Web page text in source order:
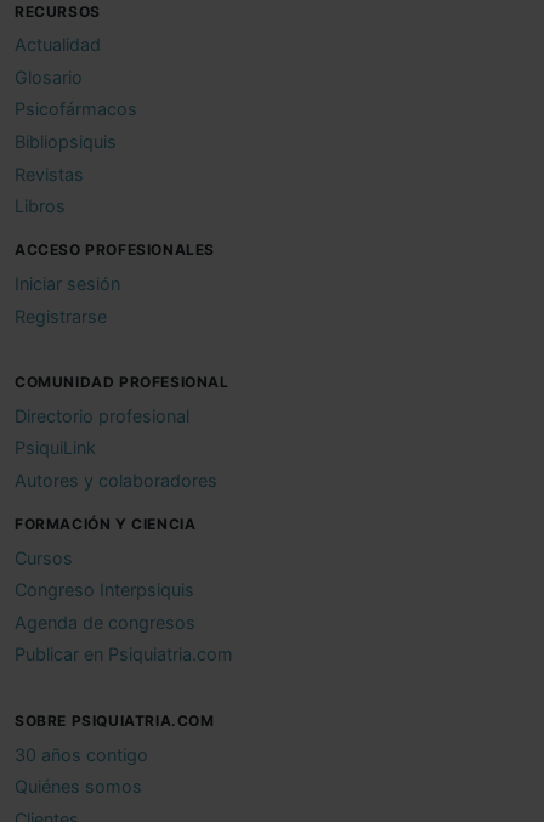
RECURSOS
Actualidad
Glosario
Psicofármacos
Bibliopsiquis
Revistas
Libros
ACCESO PROFESIONALES
Iniciar sesión
Registrarse
COMUNIDAD PROFESIONAL
Directorio profesional
PsiquiLink
Autores y colaboradores
FORMACIÓN Y CIENCIA
Cursos
Congreso Interpsiquis
Agenda de congresos
Publicar en Psiquiatria.com
SOBRE PSIQUIATRIA.COM
30 años contigo
Quiénes somos